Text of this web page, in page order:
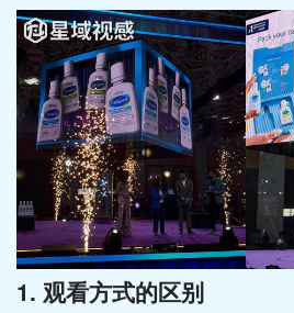
1. 观看方式的区别